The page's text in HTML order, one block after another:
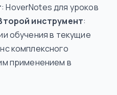
: HoverNotes для уроков
инструмент:
обучения в текущие
комплексного
применением в